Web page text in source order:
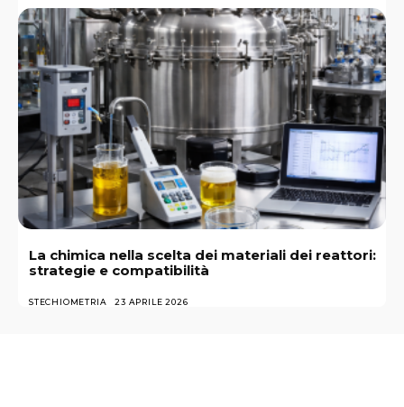
La chimica nella scelta dei materiali dei reattori:
strategie e compatibilità
STECHIOMETRIA 23 APRILE 2026